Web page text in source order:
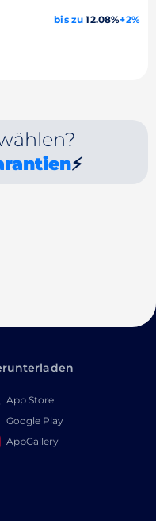
bis zu 12.08%+2%
⚡
App Store
Google Play
AppGallery